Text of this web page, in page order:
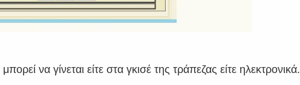
να γίνεται είτε στα γκισέ της τράπεζας είτε ηλεκτρονικά.